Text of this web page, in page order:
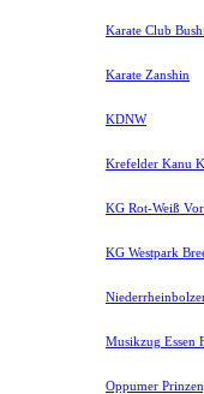
Karate Club
Karate Zanshin
KDNW
Krefelder Kanu
KG Rot-Weiß
KG Westpark
Musikzug Essen
Oppumer